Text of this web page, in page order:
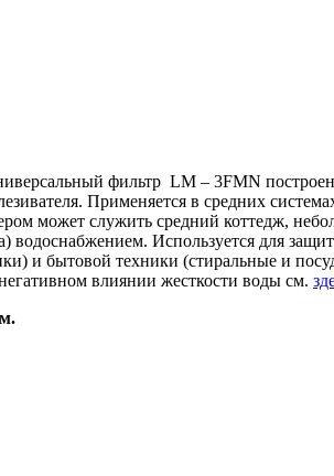
фильтр LM – 3FMN
Применяется в средних
может служить средний коттедж,
Используется для
и бытовой техники (стиральные и
влиянии жесткости воды см.